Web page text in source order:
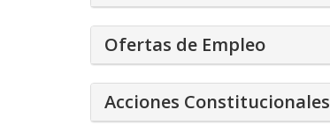
Ofertas de Empleo
Acciones Constitucionales